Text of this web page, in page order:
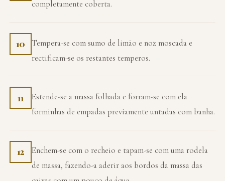
completamente coberta.
10
Tempera-se com sumo de limão e noz moscada e
rectificam-se os restantes temperos.
11
Estende-se a massa folhada e forram-se com ela
forminhas de empadas previamente untadas com banha.
12
Enchem-se com o recheio e tapam-se com uma rodela
de massa, fazendo-a aderir aos bordos da massa das